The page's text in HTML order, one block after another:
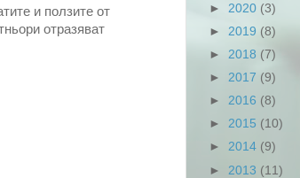
и ползите от
отразяват
► 2020 (3)
► 2019 (8)
► 2018 (7)
► 2017 (9)
► 2016 (8)
► 2015 (10)
► 2014 (9)
► 2013 (11)